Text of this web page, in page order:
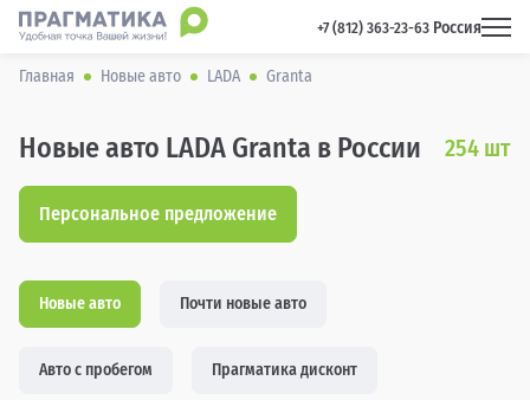
+7 (812) 363-23-63 Россия
Главная Новые авто LADA Granta
Новые авто LADA Granta в России 254 шт
Персональное предложение
Новые авто Почти новые авто
Авто с пробегом Прагматика дисконт